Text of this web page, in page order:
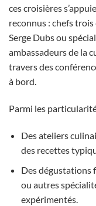
ces croisières
reconnus : chefs
Serge Dubs ou
ambassadeurs de la
travers des
à bord.
Parmi les
Des ateliers
des recettes
Des dégustations
ou autres
expérimentés.